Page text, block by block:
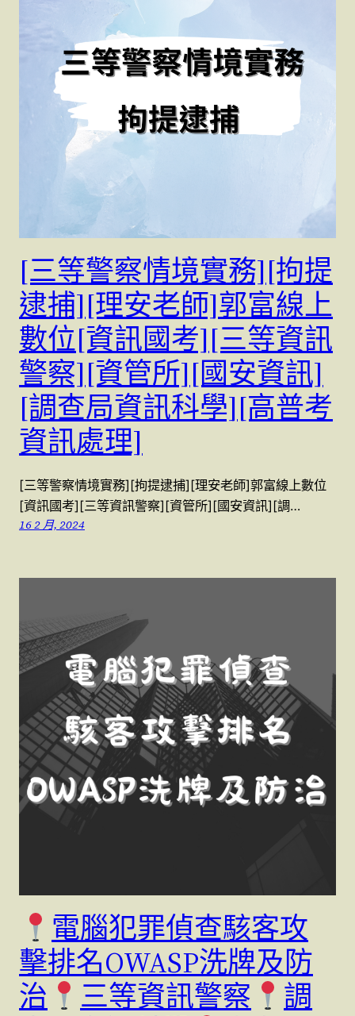
[三等警察情境實務][拘提
逮捕][理安老師]郭富線上
數位[資訊國考][三等資訊
警察][資管所][國安資訊]
[調查局資訊科學][高普考
資訊處理]
[三等警察情境實務][拘提逮捕][理安老師]郭富線上數位
[資訊國考][三等資訊警察][資管所][國安資訊][調…
16 2 月, 2024
電腦犯罪偵查駭客攻
擊排名OWASP洗牌及防
治
三等資訊警察
調